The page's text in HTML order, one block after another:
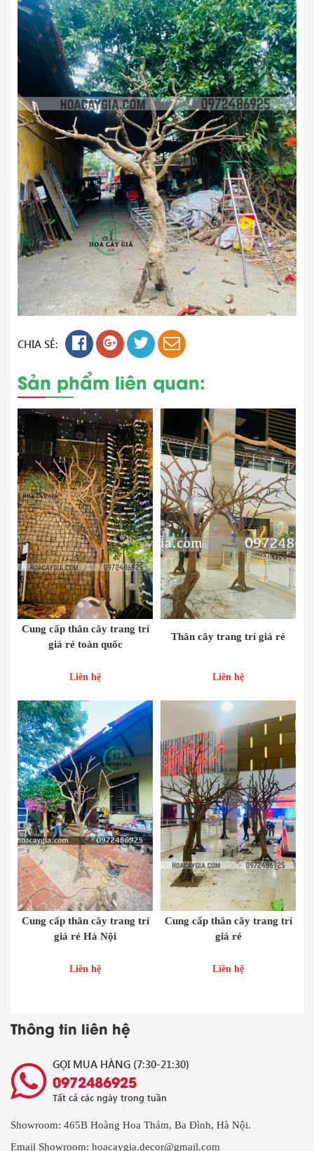
CHIA SẺ:
Sản phẩm liên quan:
Cung cấp thân cây trang trí
giá rẻ toàn quốc
Liên hệ
Thân cây trang trí giá rẻ
Liên hệ
Cung cấp thân cây trang trí
giá rẻ Hà Nội
Liên hệ
Cung cấp thân cây trang trí
giá rẻ
Liên hệ
Thông tin liên hệ
GỌI MUA HÀNG (7:30-21:30)
0972486925
Tất cả các ngày trong tuần
Showroom: 465B Hoàng Hoa Thám, Ba Đình, Hà Nội.
Email Showroom: hoacaygia.decor@gmail.com